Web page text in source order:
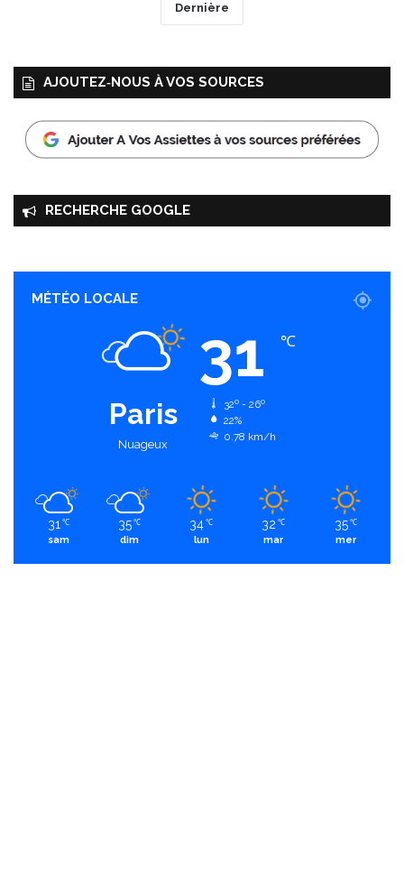
Dernière
AJOUTEZ‑NOUS À VOS SOURCES
RECHERCHE GOOGLE
MÉTÉO LOCALE
Paris
Nuageux
31 ℃
32º - 26º
22%
0.78 km/h
31 ℃
sam
35 ℃
dim
34 ℃
lun
32 ℃
mar
35 ℃
mer